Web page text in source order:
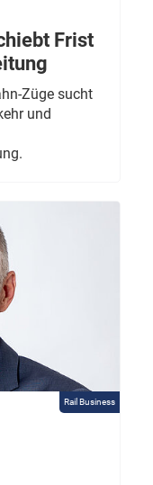
Frist
Züge sucht
und
Rail Business